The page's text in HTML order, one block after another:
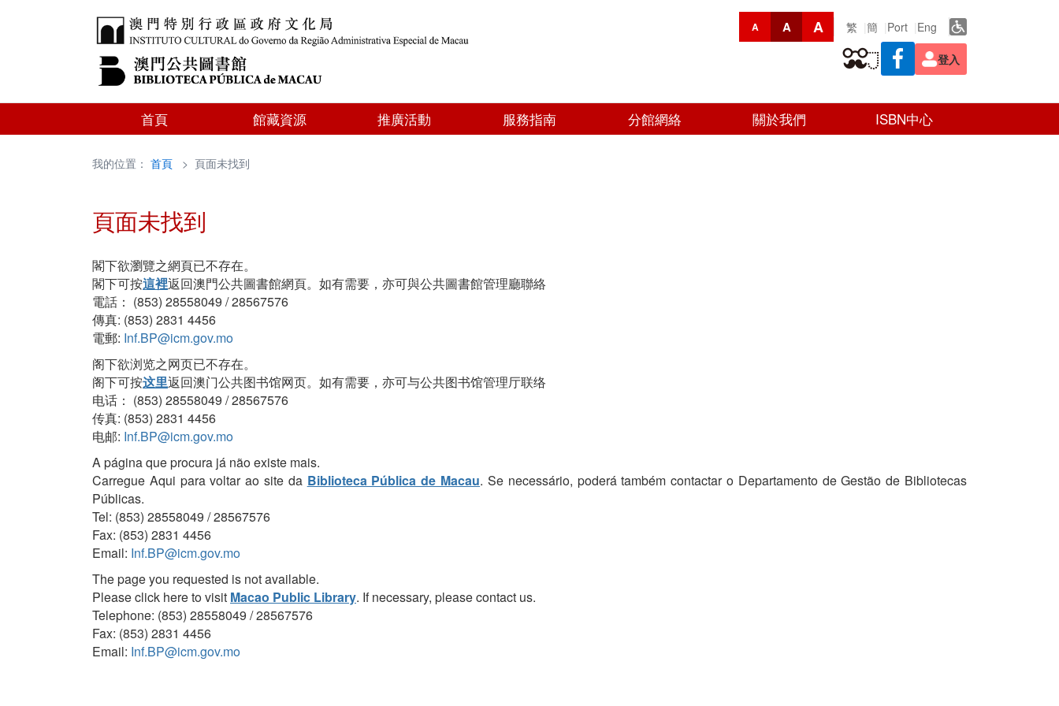
A A A 繁 簡 Port Eng
登入
首頁 館藏資源 推廣活動 服務指南 分館網絡 關於我們 ISBN中心
我的位置： 首頁 > 頁面未找到
頁面未找到
閣下欲瀏覽之網頁已不存在。
閣下可按這裡返回澳門公共圖書館網頁。如有需要，亦可與公共圖書館管理廳聯絡
電話： (853) 28558049 / 28567576
傳真: (853) 2831 4456
電郵: Inf.BP@icm.gov.mo
阁下欲浏览之网页已不存在。
阁下可按这里返回澳门公共图书馆网页。如有需要，亦可与公共图书馆管理厅联络
电话： (853) 28558049 / 28567576
传真: (853) 2831 4456
电邮: Inf.BP@icm.gov.mo
A página que procura já não existe mais.
Carregue Aqui para voltar ao site da Biblioteca Pública de Macau. Se necessário, poderá também contactar o Departamento de Gestão de Bibliotecas
Públicas.
Tel: (853) 28558049 / 28567576
Fax: (853) 2831 4456
Email: Inf.BP@icm.gov.mo
The page you requested is not available.
Please click here to visit Macao Public Library. If necessary, please contact us.
Telephone: (853) 28558049 / 28567576
Fax: (853) 2831 4456
Email: Inf.BP@icm.gov.mo